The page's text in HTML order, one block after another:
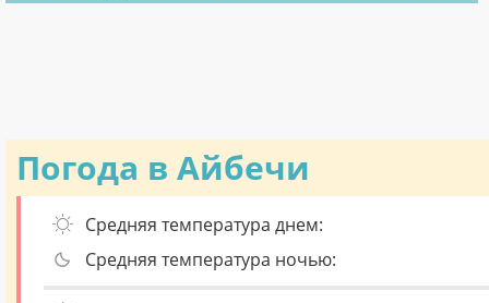
Погода в Айбечи
Средняя температура днем:
Средняя температура ночью: